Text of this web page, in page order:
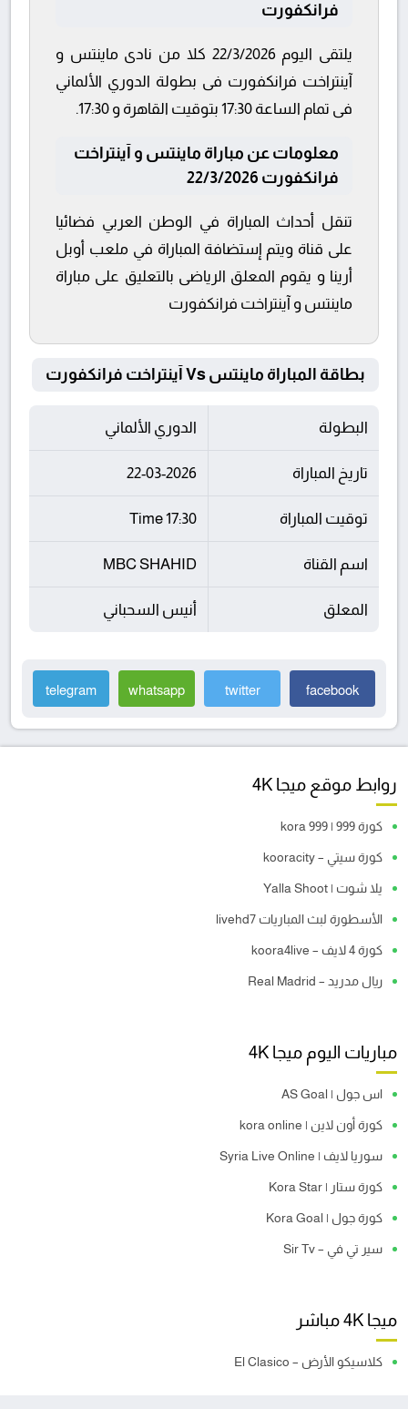
فرانكفورت
يلتقى اليوم 22/3/2026 كلا من نادى ماينتس و
آينتراخت فرانكفورت فى بطولة الدوري الألماني
فى تمام الساعة 17:30 بتوقيت القاهرة و 17:30.
معلومات عن مباراة ماينتس و آينتراخت
فرانكفورت 22/3/2026
تنقل أحداث المباراة في الوطن العربي فضائيا
على قناة ويتم إستضافة المباراة في ملعب أوبل
أرينا و يقوم المعلق الرياضى بالتعليق على مباراة
ماينتس و آينتراخت فرانكفورت
بطاقة المباراة ماينتس Vs آينتراخت فرانكفورت
البطولة الدوري الألماني
تاريخ المباراة 22-03-2026
توقيت المباراة 17:30 Time
اسم القناة MBC SHAHID
المعلق أنيس السحباني
facebook
twitter
whatsapp
telegram
روابط موقع ميجا 4K
كورة 999 | kora 999
كورة سيتي – kooracity
يلا شوت | Yalla Shoot
الأسطورة لبث المباريات livehd7
كورة 4 لايف – koora4live
ريال مدريد – Real Madrid
مباريات اليوم ميجا 4K
اس جول | AS Goal
كورة أون لاين | kora online
سوريا لايف | Syria Live Online
كورة ستار | Kora Star
كورة جول | Kora Goal
سير تي في – Sir Tv
ميجا 4K مباشر
كلاسيكو الأرض – El Clasico